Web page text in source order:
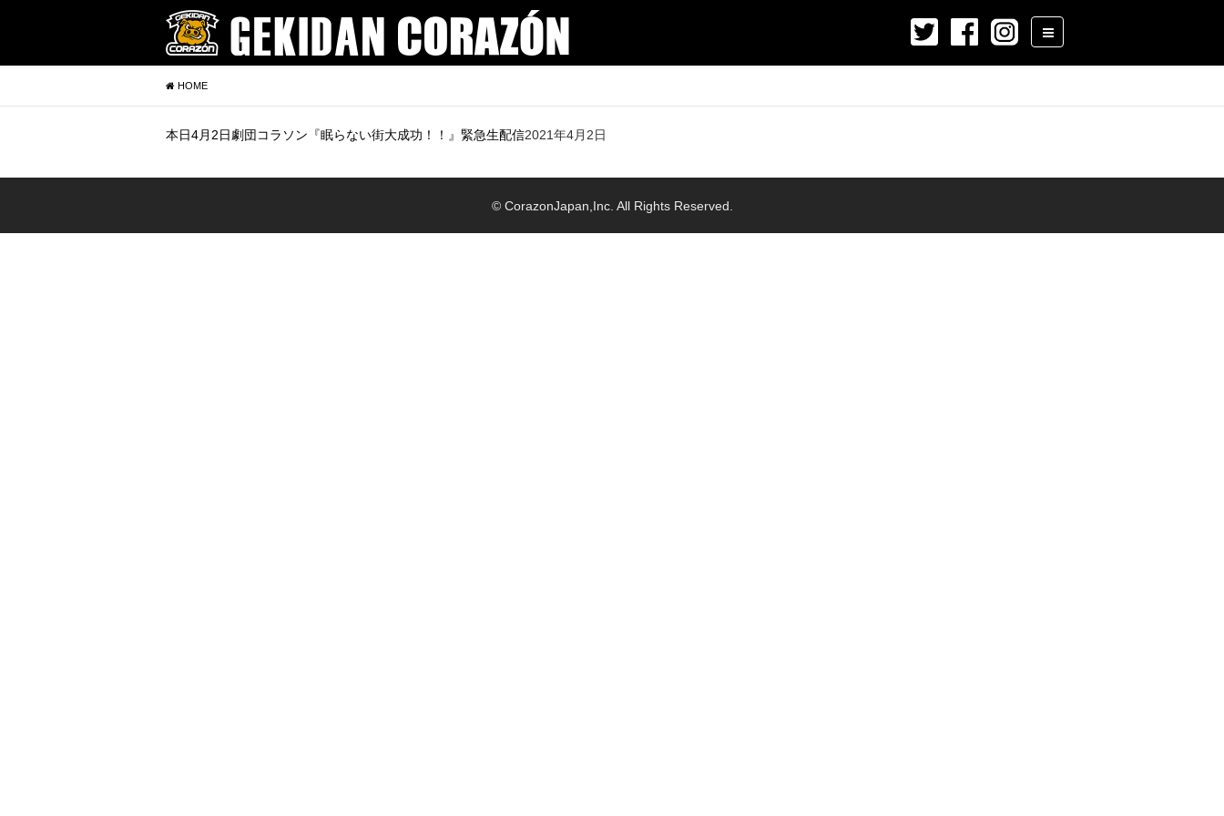
HOME
本日4月2日劇団コラソン『眠らない街大成功！！』緊急生配信2021年4月2日
© CorazonJapan,Inc. All Rights Reserved.